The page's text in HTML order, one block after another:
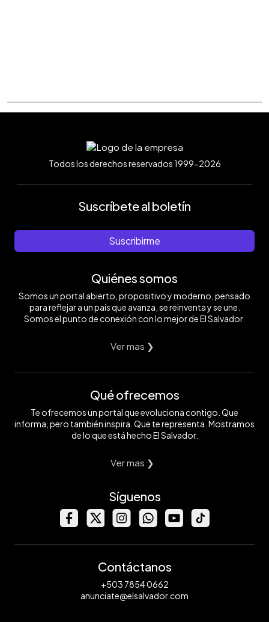
Todos los derechos reservados 1999-2026
Suscríbete al boletín
Suscribirme
Quiénes somos
Somos un portal abierto, propositivo y moderno, pensado
para reflejar a un país que avanza, se reinventa y se une.
Somos el punto de conexión con lo mejor de El Salvador.
Ver mas ❯
Qué ofrecemos
Te ofrecemos un portal que evoluciona contigo. Que
informa, pero también inspira. Que te representa. Mostramos
de lo que está hecho El Salvador.
Ver mas ❯
Síguenos
Contáctanos
+503 7854 0662
anunciate@elsalvador.com